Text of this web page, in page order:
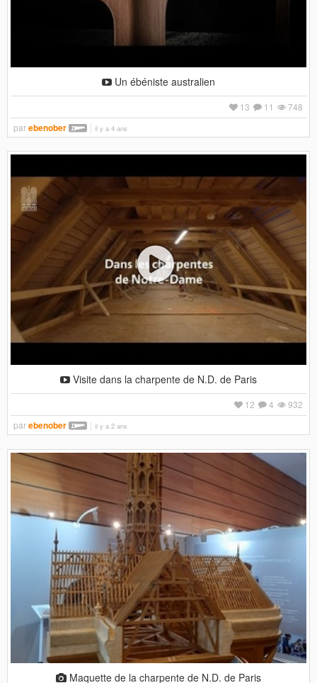
Un ébéniste australien
748
11
13
parebenober il y a 4 ans
Visite dans la charpente de N.D. de Paris
932
4
12
parebenober il y a 2 ans
Maquette de la charpente de N.D. de Paris